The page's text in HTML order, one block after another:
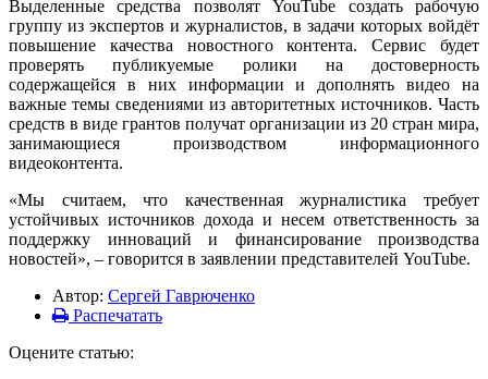
Выделенные средства позволят YouTube создать рабочую
группу из экспертов и журналистов, в задачи которых войдёт
повышение качества новостного контента. Сервис будет
проверять публикуемые ролики на достоверность
содержащейся в них информации и дополнять видео на
важные темы сведениями из авторитетных источников. Часть
средств в виде грантов получат организации из 20 стран мира,
занимающиеся производством информационного
видеоконтента.
«Мы считаем, что качественная журналистика требует
устойчивых источников дохода и несем ответственность за
поддержку инноваций и финансирование производства
новостей», – говорится в заявлении представителей YouTube.
Автор: Сергей Гаврюченко
Распечатать
Оцените статью: